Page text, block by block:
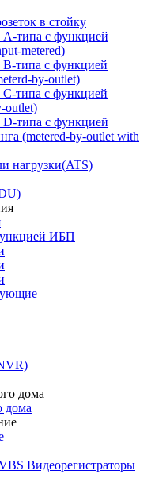
в стойку
типа с функцией
metered)
типа с функцией
by-outlet)
типа с функцией
outlet)
типа с функцией
(metered-by-outlet with
нагрузки(ATS)
ИБП
дома
Видеорегистраторы